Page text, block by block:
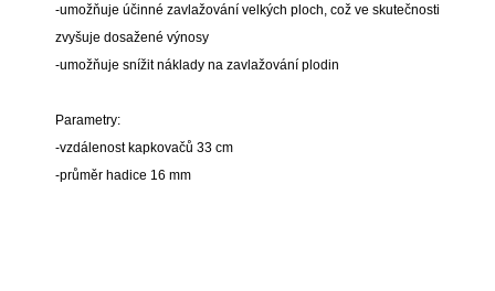
-umožňuje účinné zavlažování velkých ploch, což ve skutečnosti
zvyšuje dosažené výnosy
-umožňuje snížit náklady na zavlažování plodin
Parametry:
-vzdálenost kapkovačů 33 cm
-průměr hadice 16 mm